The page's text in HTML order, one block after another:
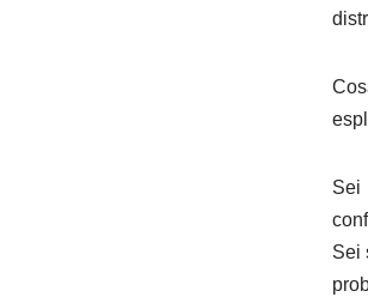
Sei
Sei